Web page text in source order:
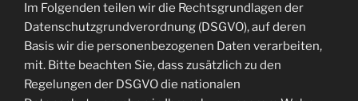
Im Folgenden teilen wir die Rechtsgrundlagen der
Datenschutzgrundverordnung (DSGVO), auf deren
Basis wir die personenbezogenen Daten verarbeiten,
mit. Bitte beachten Sie, dass zusätzlich zu den
Regelungen der DSGVO die nationalen